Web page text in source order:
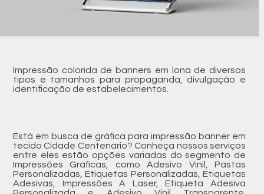
Impressão colorida de banners em lona de diversos
tipos e tamanhos para propaganda, divulgação e
identificação de estabelecimentos.
Está em busca de gráfica para impressão banner em
tecido Cidade Centenário? Conheça nossos serviços
entre eles estão opções variadas do segmento de
Impressões Gráficas, como Adesivo Vinil, Pastas
Personalizadas, Etiquetas Personalizadas, Etiquetas
Adesivas, Impressões A Laser, Etiqueta Adesiva